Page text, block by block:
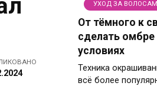
УХОД ЗА
От тёмного к
сделать
условиях
Техника
всё более